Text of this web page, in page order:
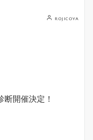
rojicoya
開催決定！